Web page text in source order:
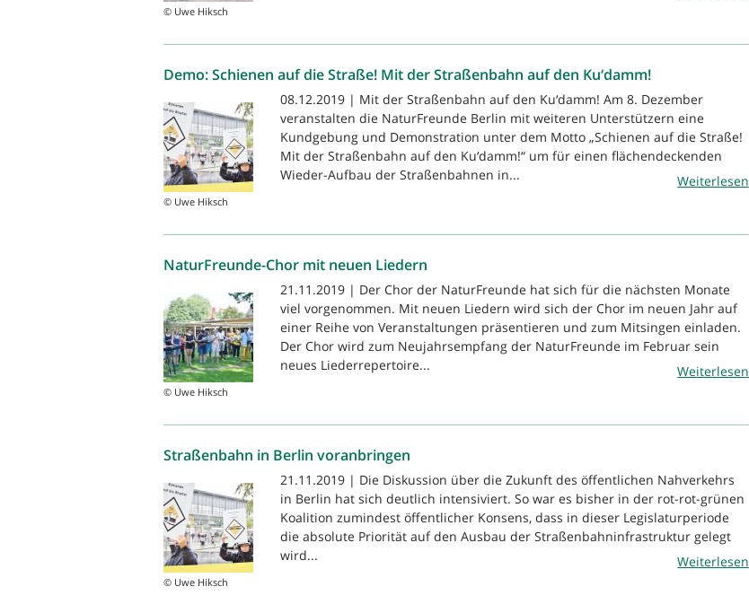
© Uwe Hiksch
Demo: Schienen auf die Straße! Mit der Straßenbahn auf den Ku‘damm!
© Uwe Hiksch
08.12.2019 | Mit der Straßenbahn auf den Ku‘damm! Am 8. Dezember
veranstalten die NaturFreunde Berlin mit weiteren Unterstützern eine
Kundgebung und Demonstration unter dem Motto „Schienen auf die Straße!
Mit der Straßenbahn auf den Ku‘damm!“ um für einen flächendeckenden
Wieder-Aufbau der Straßenbahnen in...
Weiterlesen
NaturFreunde-Chor mit neuen Liedern
© Uwe Hiksch
21.11.2019 | Der Chor der NaturFreunde hat sich für die nächsten Monate
viel vorgenommen. Mit neuen Liedern wird sich der Chor im neuen Jahr auf
einer Reihe von Veranstaltungen präsentieren und zum Mitsingen einladen.
Der Chor wird zum Neujahrsempfang der NaturFreunde im Februar sein
neues Liederrepertoire...
Weiterlesen
Straßenbahn in Berlin voranbringen
© Uwe Hiksch
21.11.2019 | Die Diskussion über die Zukunft des öffentlichen Nahverkehrs
in Berlin hat sich deutlich intensiviert. So war es bisher in der rot-rot-grünen
Koalition zumindest öffentlicher Konsens, dass in dieser Legislaturperiode
die absolute Priorität auf den Ausbau der Straßenbahninfrastruktur gelegt
wird...
Weiterlesen